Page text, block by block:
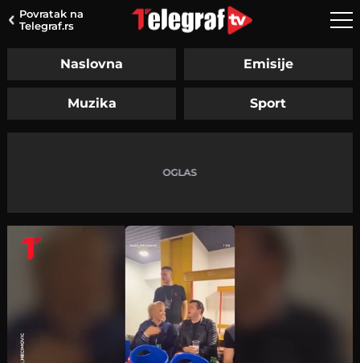
Povratak na
Telegraf.rs
Naslovna Emisije
Muzika Sport